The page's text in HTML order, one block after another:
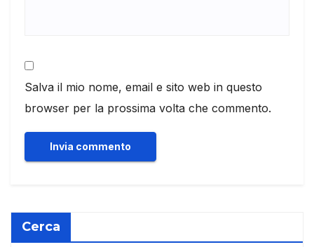
Salva il mio nome, email e sito web in questo
browser per la prossima volta che commento.
Cerca